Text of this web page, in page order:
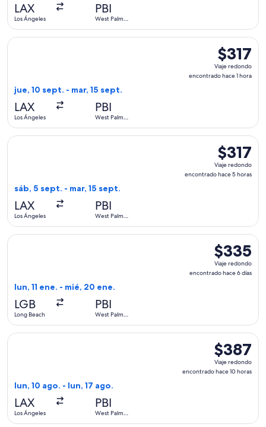
LAX
Los Ángeles
PBI
West Palm
$317
Viaje
redondo,
$317
Viaje redondo
encontrado hace 1 hora
jue, 10 sept. - mar, 15 sept.
LAX
Los Ángeles
PBI
West Palm
Seleccionar vuelo de Southwest Airlines, con salida el jue,
$317
Viaje
redondo,
$317
Viaje redondo
encontrado hace 5 horas
sáb, 5 sept. - mar, 15 sept.
LAX
Los Ángeles
PBI
West Palm
Seleccionar vuelo de Southwest Airlines, con salida el sáb,
$335
Viaje
redondo,
$335
Viaje redondo
encontrado hace 6 días
lun, 11 ene. - mié, 20 ene.
LGB
Long Beach
PBI
West Palm
Seleccionar vuelo de Delta, con salida el lun, 11 ene.
$387
Viaje
redondo,
$387
Viaje redondo
encontrado hace 10 horas
lun, 10 ago. - lun, 17 ago.
LAX
Los Ángeles
PBI
West Palm
Seleccionar vuelo de United, con salida el lun, 10 ago.